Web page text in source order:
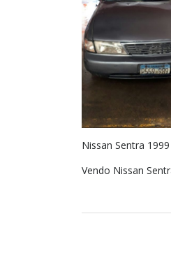
Nissan Sentra
Vendo Nissan